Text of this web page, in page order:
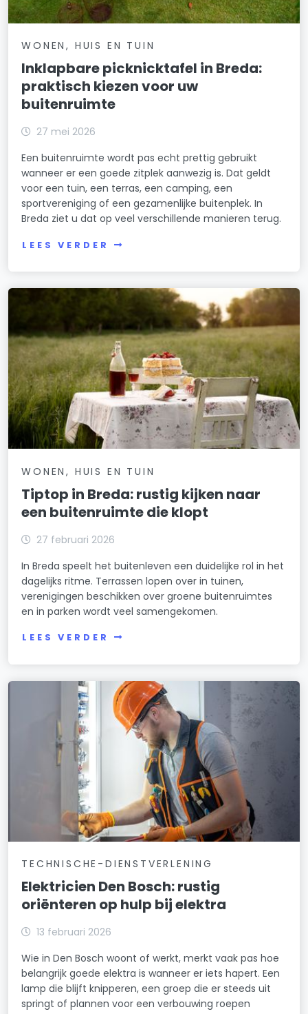
WONEN, HUIS EN TUIN
Inklapbare picknicktafel in Breda:
praktisch kiezen voor uw
buitenruimte
27 mei 2026
Een buitenruimte wordt pas echt prettig gebruikt
wanneer er een goede zitplek aanwezig is. Dat geldt
voor een tuin, een terras, een camping, een
sportvereniging of een gezamenlijke buitenplek. In
Breda ziet u dat op veel verschillende manieren terug.
LEES VERDER
WONEN, HUIS EN TUIN
Tiptop in Breda: rustig kijken naar
een buitenruimte die klopt
27 februari 2026
In Breda speelt het buitenleven een duidelijke rol in het
dagelijks ritme. Terrassen lopen over in tuinen,
verenigingen beschikken over groene buitenruimtes
en in parken wordt veel samengekomen.
LEES VERDER
TECHNISCHE-DIENSTVERLENING
Elektricien Den Bosch: rustig
oriënteren op hulp bij elektra
13 februari 2026
Wie in Den Bosch woont of werkt, merkt vaak pas hoe
belangrijk goede elektra is wanneer er iets hapert. Een
lamp die blijft knipperen, een groep die er steeds uit
springt of plannen voor een verbouwing roepen